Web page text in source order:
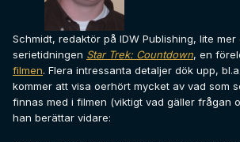
Schmidt, redaktör på IDW Publishing, lite mer
serietidningen Star Trek: Countdown, en
filmen. Flera intressanta detaljer dök upp,
kommer att visa oerhört mycket av vad som
finnas med i filmen (viktigt vad gäller frågan
han berättar vidare: